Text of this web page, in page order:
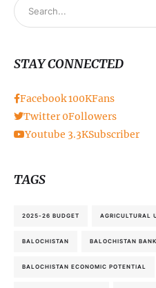
STAY CONNECTED
Facebook100KFans
Twitter 0Followers
Youtube 3.3KSubscriber
TAGS
2025-26 BUDGET AGRICULTURAL
BALOCHISTAN BALOCHISTAN BANK
BALOCHISTAN ECONOMIC POTENTIAL